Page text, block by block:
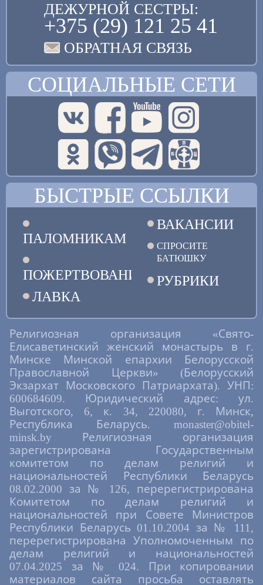
ДЕЖУРНОЙ СЕСТРЫ:
+375 (29) 121 25 41
ОБРАТНАЯ СВЯЗЬ
СОЦИАЛЬНЫЕ СЕТИ
БЫСТРЫЕ ССЫЛКИ
ПАЛОМНИКАМ
ПОЖЕРТВОВАНИЯ
ЛАВКА
ВАКАНСИИ
СПРОСИТЕ
БАТЮШКУ
РУБРИКИ
Религиозная организация «Свято-
Елисаветинский женский монастырь в г.
Минске Минской епархии Белорусской
Православной Церкви» (Белорусский
Экзархат Московского Патриархата). УНП:
600684609. Юридический адрес: ул.
Выготского, 6, к. 34, 220080, г. Минск,
Республика Беларусь. monaster@obitel-
minsk.by Религиозная организация
зарегистрирована Государственным
комитетом по делам религий и
национальностей Республики Беларусь
08.02.2000 за № 126, перерегистрирована
Комитетом по делам религий и
национальностей при Совете Министров
Республики Беларусь 01.10.2004 за № 111,
перерегистрирована Уполномоченным по
делам религий и национальностей
07.04.2025 за № 024. При копировании
материалов сайта просьба оставлять